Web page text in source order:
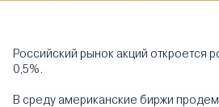
Российский рынок акций откроется
0,5%.
В среду американские биржи